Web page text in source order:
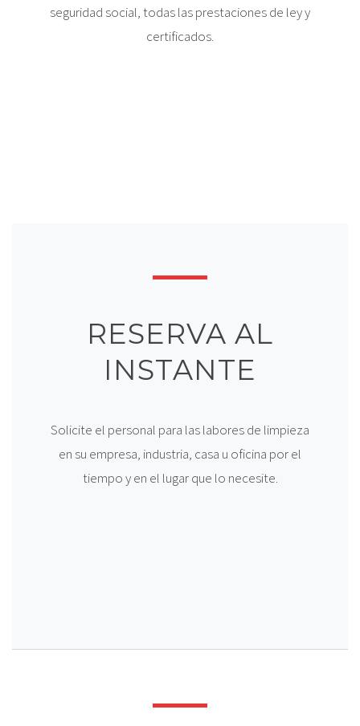
seguridad social, todas las prestaciones de ley y
certificados.
RESERVA AL
INSTANTE
Solicite el personal para las labores de limpieza
en su empresa, industria, casa u oficina por el
tiempo y en el lugar que lo necesite.